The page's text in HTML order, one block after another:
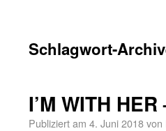
Schlagwort-
I’M WITH
Publiziert am 4. Juni 2018von